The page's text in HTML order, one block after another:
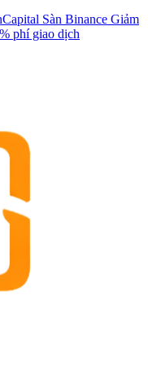
Sàn Binance Giảm
phí giao dịch